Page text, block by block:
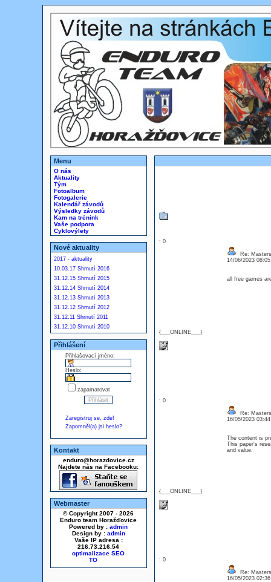
Menu
O nás
Aktuality
Tým
Fotoalbum
Fotogalerie
Kalendář závodů
Výsledky závodů
Kam na trénink
Vaše podpora
Cyklovýlety
Nové aktuality
2017 - aktuality
10.03.17 Shrnutí 2016
31.12.15 Shrnutí 2015
31.12.14 Shrnutí 2014
31.12.13 Shrnutí 2013
31.12.12 Shrnutí 2012
31.12.11 Shrnutí 2011
31.12.10 Shrnutí 2010
Přihlášení
Přihlašovací jméno:
Heslo:
zapamatovat
Zaregistruj se, zde!
Zapomněl(a) jsi heslo?
Kontakt
enduro@horazdovice.cz
Najdete nás na Facebooku:
Webmaster
© Copyright 2007 - 2026
Enduro team Horažďovice
Powered by : admin
Design by : admin
Vaše IP adresa :
216.73.216.54
optimalizace SEO
: 0
{___ONLINE___}
Re:
14/06/2023
all free games
: 0
{___ONLINE___}
Re:
16/05/2023
The content is
This paper's
and value.
: 0
Re:
16/05/2023